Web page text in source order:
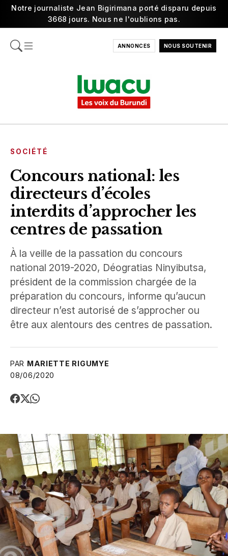
Notre journaliste Jean Bigirimana porté disparu depuis
3668 jours. Nous ne l'oublions pas.
ANNONCES NOUS SOUTENIR
SOCIÉTÉ
Concours national: les
directeurs d’écoles
interdits d’approcher les
centres de passation
À la veille de la passation du concours
national 2019-2020, Déogratias Ninyibutsa,
président de la commission chargée de la
préparation du concours, informe qu’aucun
directeur n’est autorisé de s’approcher ou
être aux alentours des centres de passation.
PAR MARIETTE RIGUMYE
08/06/2020